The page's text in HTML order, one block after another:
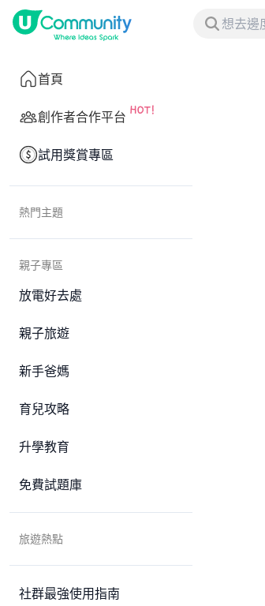
首頁
創作者合作平台
試用獎賞專區
熱門主題
親子專區
放電好去處
親子旅遊
新手爸媽
育兒攻略
升學教育
免費試題庫
旅遊熱點
社群最強使用指南